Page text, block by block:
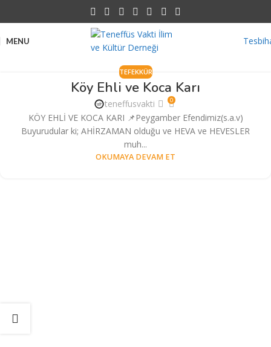
MENU
TEFEKKÜR
Köy Ehli ve Koca Karı
teneffusvakti 0
KÖY EHLİ VE KOCA KARI 📌Peygamber Efendimiz(s.a.v)
Buyurudular ki; AHİRZAMAN olduğu ve HEVA ve HEVESLER
muh...
OKUMAYA DEVAM ET